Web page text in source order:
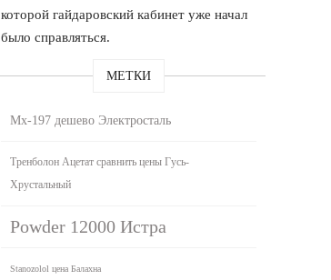
которой гайдаровский кабинет уже начал
было справляться.
МЕТКИ
Mx-197 дешево Электросталь
Тренболон Ацетат сравнить цены Гусь-
Хрустальный
Powder 12000 Истра
Stanozolol цена Балахна